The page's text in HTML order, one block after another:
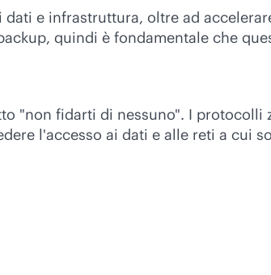
e infrastruttura, oltre ad
quindi è fondamentale che
"non fidarti di nessuno". I
l'accesso ai dati e alle reti a cui